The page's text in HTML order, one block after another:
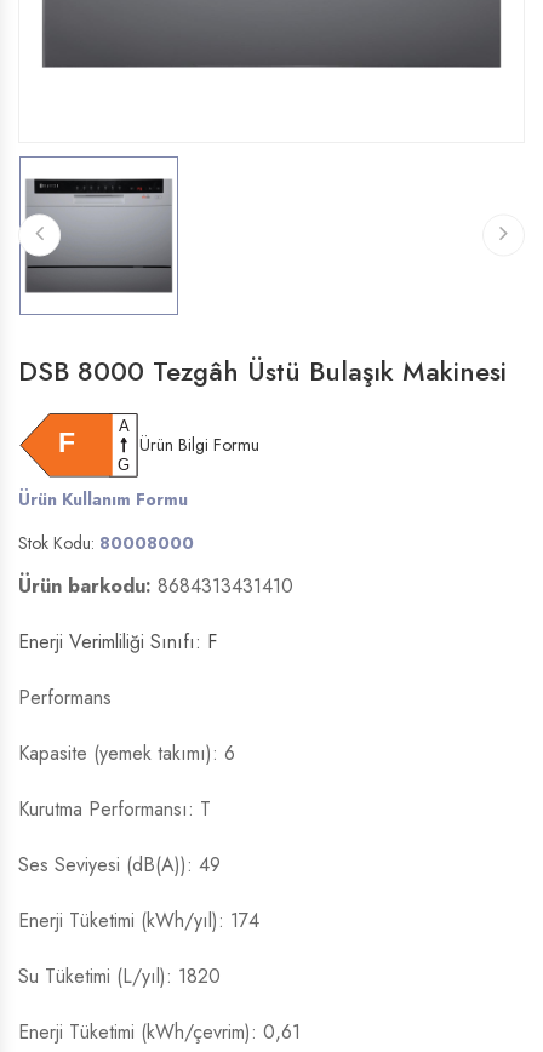
DSB 8000 Tezgâh Üstü Bulaşık Makinesi
Ürün Bilgi Formu
Ürün Kullanım Formu
Stok Kodu: 80008000
Ürün barkodu: 8684313431410
Enerji Verimliliği Sınıfı: F
Performans
Kapasite (yemek takımı): 6
Kurutma Performansı: T
Ses Seviyesi (dB(A)): 49
Enerji Tüketimi (kWh/yıl): 174
Su Tüketimi (L/yıl): 1820
Enerji Tüketimi (kWh/çevrim): 0,61